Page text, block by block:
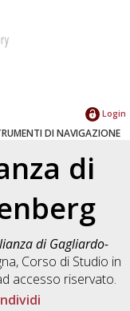
Login
DI NAVIGAZIONE
di
di Gagliardo-
Corso di Studio in
accesso riservato.